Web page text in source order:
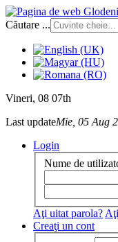
Căutare ...
Vineri, 08 07th
Last updateMie, 05 Aug
Login
Nume de
Aţi uitat parola?
Creaţi un cont